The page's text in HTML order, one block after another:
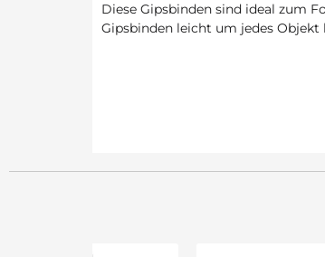
Diese Gipsbinden sind ideal zum
Gipsbinden leicht um jedes Objekt